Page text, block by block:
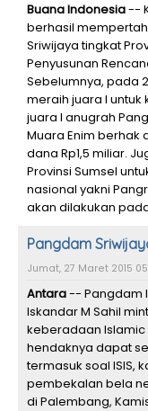
Buana Indonesia--
berhasil
Sriwijaya tingkat
Penyusunan
Sebelumnya, pada
meraih juara I
juara I anugrah
Muara Enim berhak
dana Rp1,5 miliar.
Provinsi Sumsel
nasional yakni
akan dilakukan
Pangdam
Jumat, 27 Maret 2015
Antara-- Pangdam
Iskandar M Sahil
keberadaan Islamic
hendaknya dapat
termasuk soal ISIS,
pembekalan bela
di Palembang,